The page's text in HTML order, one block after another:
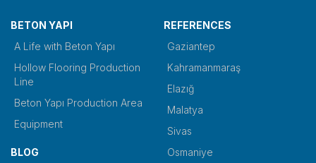
BETON YAPI
A Life with Beton Yapı
Hollow Flooring Production
Line
Beton Yapı Production Area
Equipment
BLOG
REFERENCES
Gaziantep
Kahramanmaraş
Elazığ
Malatya
Sivas
Osmaniye